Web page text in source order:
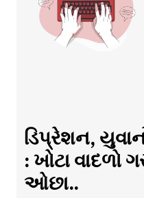
ડિપ્રેશન,
: ખોટા
ઓછા..